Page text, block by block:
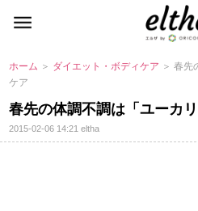
ホーム ＞ ダイエット・ボディケア ＞ 春先
ケア
春先の体調不調は「ユーカ
2015-02-06 14:21eltha